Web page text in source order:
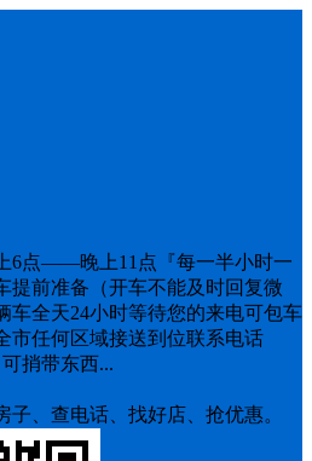
6点——晚上11点『每一半小时一
提前准备（开车不能及时回复微
车全天24小时等待您的来电可包车
市任何区域接送到位联系电话
捎带东西...
、查电话、找好店、抢优惠。